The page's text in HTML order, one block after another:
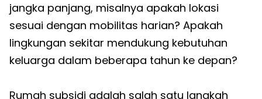
jangka panjang, misalnya apakah lokasi
sesuai dengan mobilitas harian? Apakah
lingkungan sekitar mendukung kebutuhan
keluarga dalam beberapa tahun ke depan?
Rumah subsidi adalah salah satu langkah